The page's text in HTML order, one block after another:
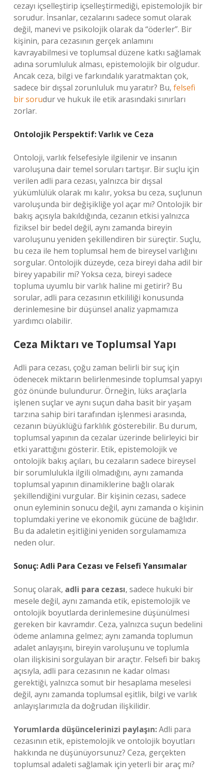
cezayı içselleştirip içselleştirmediği, epistemolojik bir
sorudur. İnsanlar, cezalarını sadece somut olarak
değil, manevi ve psikolojik olarak da “öderler”. Bir
kişinin, para cezasının gerçek anlamını
kavrayabilmesi ve toplumsal düzene katkı sağlamak
adına sorumluluk alması, epistemolojik bir olgudur.
Ancak ceza, bilgi ve farkındalık yaratmaktan çok,
sadece bir dışsal zorunluluk mu yaratır? Bu, felsefi
bir sorudur ve hukuk ile etik arasındaki sınırları
zorlar.
Ontolojik Perspektif: Varlık ve Ceza
Ontoloji, varlık felsefesiyle ilgilenir ve insanın
varoluşuna dair temel soruları tartışır. Bir suçlu için
verilen adli para cezası, yalnızca bir dışsal
yükümlülük olarak mı kalır, yoksa bu ceza, suçlunun
varoluşunda bir değişikliğe yol açar mı? Ontolojik bir
bakış açısıyla bakıldığında, cezanın etkisi yalnızca
fiziksel bir bedel değil, aynı zamanda bireyin
varoluşunu yeniden şekillendiren bir süreçtir. Suçlu,
bu ceza ile hem toplumsal hem de bireysel varlığını
sorgular. Ontolojik düzeyde, ceza bireyi daha adil bir
birey yapabilir mi? Yoksa ceza, bireyi sadece
topluma uyumlu bir varlık haline mi getirir? Bu
sorular, adli para cezasının etkililiği konusunda
derinlemesine bir düşünsel analiz yapmamıza
yardımcı olabilir.
Ceza Miktarı ve Toplumsal Yapı
Adli para cezası, çoğu zaman belirli bir suç için
ödenecek miktarın belirlenmesinde toplumsal yapıyı
göz önünde bulundurur. Örneğin, lüks araçlarla
işlenen suçlar ve aynı suçun daha basit bir yaşam
tarzına sahip biri tarafından işlenmesi arasında,
cezanın büyüklüğü farklılık gösterebilir. Bu durum,
toplumsal yapının da cezalar üzerinde belirleyici bir
etki yarattığını gösterir. Etik, epistemolojik ve
ontolojik bakış açıları, bu cezaların sadece bireysel
bir sorumlulukla ilgili olmadığını, aynı zamanda
toplumsal yapının dinamiklerine bağlı olarak
şekillendiğini vurgular. Bir kişinin cezası, sadece
onun eyleminin sonucu değil, aynı zamanda o kişinin
toplumdaki yerine ve ekonomik gücüne de bağlıdır.
Bu da adaletin eşitliğini yeniden sorgulamamıza
neden olur.
Sonuç: Adli Para Cezası ve Felsefi Yansımalar
Sonuç olarak, adli para cezası, sadece hukuki bir
mesele değil, aynı zamanda etik, epistemolojik ve
ontolojik boyutlarda derinlemesine düşünülmesi
gereken bir kavramdır. Ceza, yalnızca suçun bedelini
ödeme anlamına gelmez; aynı zamanda toplumun
adalet anlayışını, bireyin varoluşunu ve toplumla
olan ilişkisini sorgulayan bir araçtır. Felsefi bir bakış
açısıyla, adli para cezasının ne kadar olması
gerektiği, yalnızca somut bir hesaplama meselesi
değil, aynı zamanda toplumsal eşitlik, bilgi ve varlık
anlayışlarımızla da doğrudan ilişkilidir.
Yorumlarda düşüncelerinizi paylaşın:Adli para
cezasının etik, epistemolojik ve ontolojik boyutları
hakkında ne düşünüyorsunuz? Ceza, gerçekten
toplumsal adaleti sağlamak için yeterli bir araç mı?